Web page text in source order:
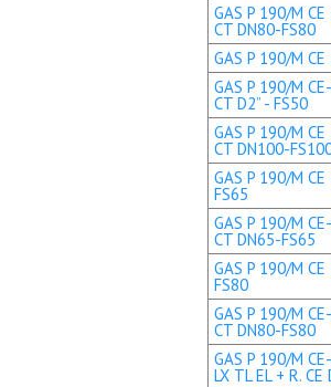
GAS P 190/M CE
CT DN80-FS80
GAS P 190/M CE
GAS P 190/M
CT D2” - FS50
GAS P 190/M CE
CT DN100-
GAS P 190/M
FS65
GAS P 190/M
CT DN65-FS65
GAS P 190/M
FS80
GAS P 190/M
CT DN80-FS80
GAS P 190/M CE-
LX TL EL + R. CE